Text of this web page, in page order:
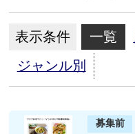
表示条件 一覧
ジャンル別
募集前